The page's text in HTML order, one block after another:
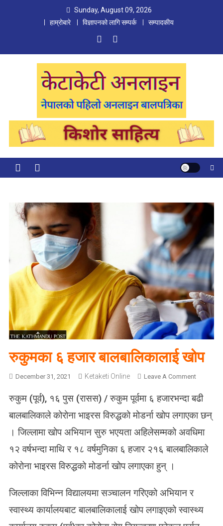
Sunday, August 09, 2026
हाम्रोबारे
विज्ञापनको लागि सम्पर्क सम्पादकीय
Ketaketi Online
First Nepali Online Magazine For Children
रुकुमका ६ हजार बालबालिकालाई खोप
December 31, 2021 Ketaketi Online Leave A CommentO
रु
का
बा
रुकुम (पूर्व), १६ पुस (रासस) / रुकुम पूर्वमा ६ हजारभन्दा बढी
बालबालिकाले कोरोना भाइरस विरुद्धको मोडर्ना खोप लगाएका छन्
। जिल्लामा खोप अभियान सुरु भएयता अहिलेसम्मको अवधिमा
१२ वर्षभन्दा माथि र १८ वर्षमुनिका ६ हजार २१६ बालबालिकाले
कोरोना भाइरस विरुद्धको मोडर्ना खोप लगाएका हुन् ।
जिल्लाका विभिन्न विद्यालयमा सञ्चालन गरिएको अभियान र
स्वास्थ्य कार्यालयबाट बालबालिकालाई खोप लगाइएको स्वास्थ्य